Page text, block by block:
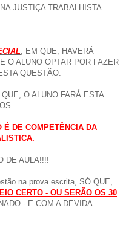
JUSTIÇA TRABALHISTA.
, EM QUE, HAVERÁ
O ALUNO OPTAR POR FAZER
QUESTÃO.
O ALUNO FARÁ ESTA
É DE COMPETÊNCIA DA
DE AULA!!!!
na prova escrita, SÓ QUE,
CERTO - OU SERÃO OS 30
- E COM A DEVIDA